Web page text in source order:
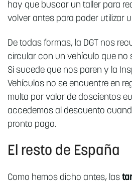
hay que buscar un taller para
volver antes para poder utilizar
De todas formas, la DGT nos
circular con un vehículo que no
Si sucede que nos paren y la
Vehículos no se encuentre en
multa por valor de doscientos
accedemos al descuento
pronto pago.
El resto de España
Como hemos dicho antes, las